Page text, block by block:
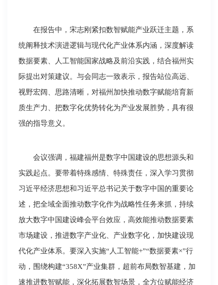
在报告中，宋志刚紧扣数智赋能产业跃迁主题，系
统阐释技术演进逻辑与现代化产业体系内涵，深度解读
数据要素、人工智能国家战略及前沿实践，结合福州实
际提出对策建议。与会同志一致表示，报告站位高远、
视野宏阔、思路清晰，对福州加快推动数字赋能培育新
质生产力、把数字化优势转化为产业发展胜势，具有很
强的指导意义。
会议强调，福建福州是数字中国建设的思想源头和
实践起点。要带着特殊感情、特殊责任，深入学习贯彻
习近平经济思想和习近平总书记关于数字中国的重要论
述，把全域全面推动数字化作为战略性任务来抓，持续
放大数字中国建设峰会平台效应，高效能推动数据要素
市场建设，推进数字产业化、产业数字化，加快建设现
代化产业体系。要深入实施“人工智能+”“数据要素×”行
动，围绕构建“358X”产业集群，超前布局数智基建，加
速推进数智赋能，深化拓展数智场景，全方位赋能经济